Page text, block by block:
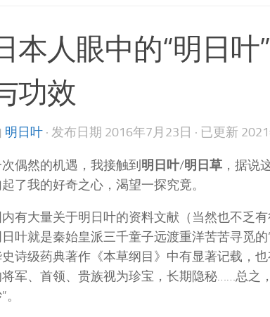
本人眼中的“明日
功效
明日叶 · 发布日期 2016年7月23日 · 已更新
偶然的机遇，我接触到明日叶/明日草 ，据说
了我的好奇之心，渴望一探究竟。
内有大量关于明日叶的资料文献（当然也不乏
叶就是秦始皇派三千童子远渡重洋苦苦寻觅
诗级药典著作《本草纲目》中有显著记载，
将军、首领、贵族视为珍宝，长期隐秘……总之
。